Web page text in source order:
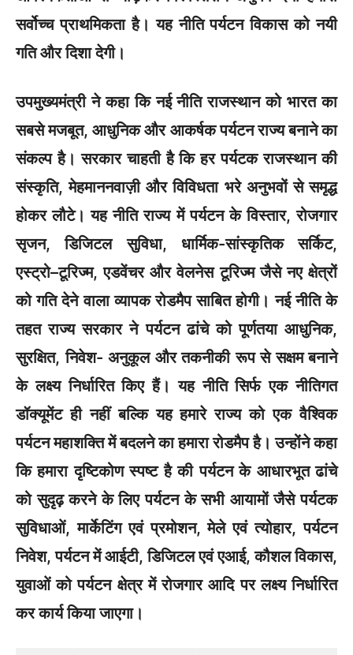
सर्वोच्च प्राथमिकता है। यह नीति पर्यटन विकास को नयी
गति और दिशा देगी।
उपमुख्यमंत्री ने कहा कि नई नीति राजस्थान को भारत का
सबसे मजबूत, आधुनिक और आकर्षक पर्यटन राज्य बनाने का
संकल्प है। सरकार चाहती है कि हर पर्यटक राजस्थान की
संस्कृति, मेहमाननवाज़ी और विविधता भरे अनुभवों से समृद्ध
होकर लौटे। यह नीति राज्य में पर्यटन के विस्तार, रोजगार
सृजन, डिजिटल सुविधा, धार्मिक-सांस्कृतिक सर्किट,
एस्ट्रो–टूरिज्म, एडवेंचर और वेलनेस टूरिज्म जैसे नए क्षेत्रों
को गति देने वाला व्यापक रोडमैप साबित होगी। नई नीति के
तहत राज्य सरकार ने पर्यटन ढांचे को पूर्णतया आधुनिक,
सुरक्षित, निवेश- अनुकूल और तकनीकी रूप से सक्षम बनाने
के लक्ष्य निर्धारित किए हैं। यह नीति सिर्फ एक नीतिगत
डॉक्यूमेंट ही नहीं बल्कि यह हमारे राज्य को एक वैश्विक
पर्यटन महाशक्ति में बदलने का हमारा रोडमैप है। उन्होंने कहा
कि हमारा दृष्टिकोण स्पष्ट है की पर्यटन के आधारभूत ढांचे
को सुदृढ़ करने के लिए पर्यटन के सभी आयामों जैसे पर्यटक
सुविधाओं, मार्केटिंग एवं प्रमोशन, मेले एवं त्योहार, पर्यटन
निवेश, पर्यटन में आईटी, डिजिटल एवं एआई, कौशल विकास,
युवाओं को पर्यटन क्षेत्र में रोजगार आदि पर लक्ष्य निर्धारित
कर कार्य किया जाएगा।